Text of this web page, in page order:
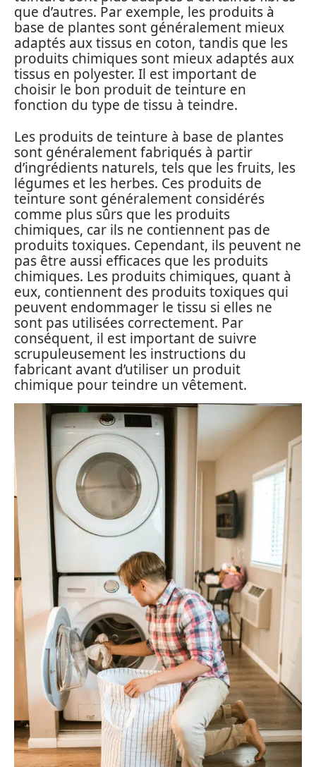
que d’autres. Par exemple, les produits à
base de plantes sont généralement mieux
adaptés aux tissus en coton, tandis que les
produits chimiques sont mieux adaptés aux
tissus en polyester. Il est important de
choisir le bon produit de teinture en
fonction du type de tissu à teindre.
Les produits de teinture à base de plantes
sont généralement fabriqués à partir
d’ingrédients naturels, tels que les fruits, les
légumes et les herbes. Ces produits de
teinture sont généralement considérés
comme plus sûrs que les produits
chimiques, car ils ne contiennent pas de
produits toxiques. Cependant, ils peuvent ne
pas être aussi efficaces que les produits
chimiques. Les produits chimiques, quant à
eux, contiennent des produits toxiques qui
peuvent endommager le tissu si elles ne
sont pas utilisées correctement. Par
conséquent, il est important de suivre
scrupuleusement les instructions du
fabricant avant d’utiliser un produit
chimique pour teindre un vêtement.